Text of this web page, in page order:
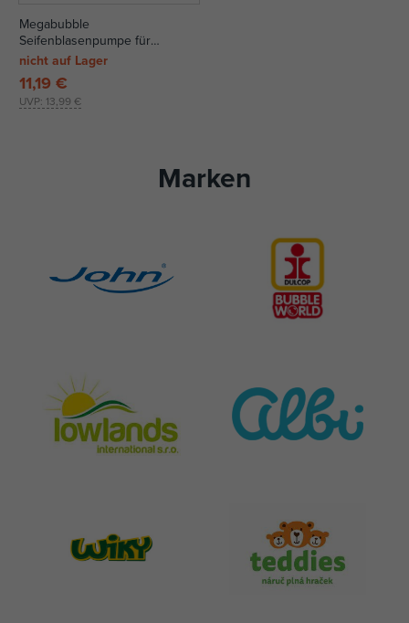
Megabubble
Seifenblasenpumpe für
Riesenseifenblasen 1 l + große
Schnur
nicht auf Lager
UVP: 13,99 €
11,19 €
Marken